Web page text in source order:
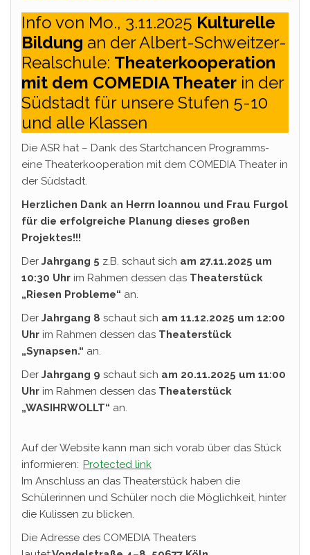
Info von Mo., 3.11.2025 Kulturelle
Bildung an der Albert-Schweitzer-
Realschule: Theaterkooperation
mit dem COMEDIA Theater in der
Südstadt für unsere Stufen 5-10
und alle Klassen
Die ASR hat – Dank des Startchancen Programms-
eine Theaterkooperation mit dem COMEDIA Theater in
der Südstadt.
Herzlichen Dank an Herrn Ioannou und Frau Furgol
für die erfolgreiche Planung dieses großen
Projektes!!!
Der Jahrgang 5 z.B. schaut sich am 27.11.2025 um
10:30 Uhr im Rahmen dessen das Theaterstück
„Riesen Probleme“ an.
Der Jahrgang 8 schaut sich am 11.12.2025 um 12:00
Uhr im Rahmen dessen das Theaterstück
„Synapsen.“ an.
Der Jahrgang 9 schaut sich am 20.11.2025 um 11:00
Uhr im Rahmen dessen das Theaterstück
„WASIHRWOLLT“ an.
Auf der Website kann man sich vorab über das Stück
informieren: Protected link
Im Anschluss an das Theaterstück haben die
Schülerinnen und Schüler noch die Möglichkeit, hinter
die Kulissen zu blicken.
Die Adresse des COMEDIA Theaters